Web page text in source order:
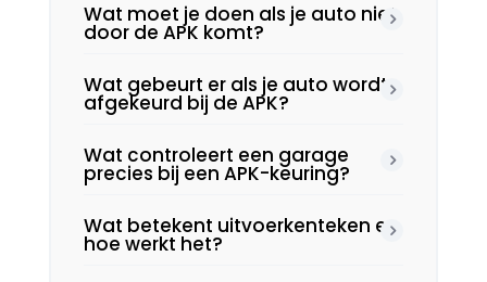
Wat moet je doen als je auto niet
door de APK komt?
Wat gebeurt er als je auto wordt
afgekeurd bij de APK?
Wat controleert een garage
precies bij een APK-keuring?
Wat betekent uitvoerkenteken en
hoe werkt het?